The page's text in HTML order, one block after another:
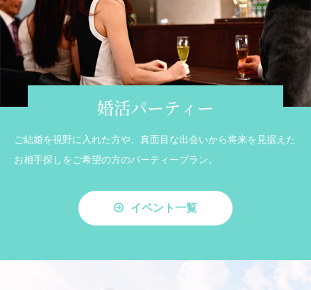
婚活パーティー
ご結婚を視野に入れた方や、真面目な出会いから将来を見据えた
お相手探しをご希望の方のパーティープラン。
イベント一覧